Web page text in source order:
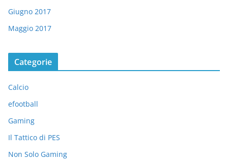
Giugno 2017
Maggio 2017
Categorie
Calcio
efootball
Gaming
Il Tattico di PES
Non Solo Gaming